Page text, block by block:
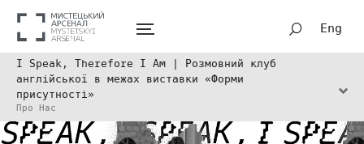
Eng
I Speak, Therefore I Am | Розмовний клуб
англійської в межах виставки «Форми
присутності»
Про Нас